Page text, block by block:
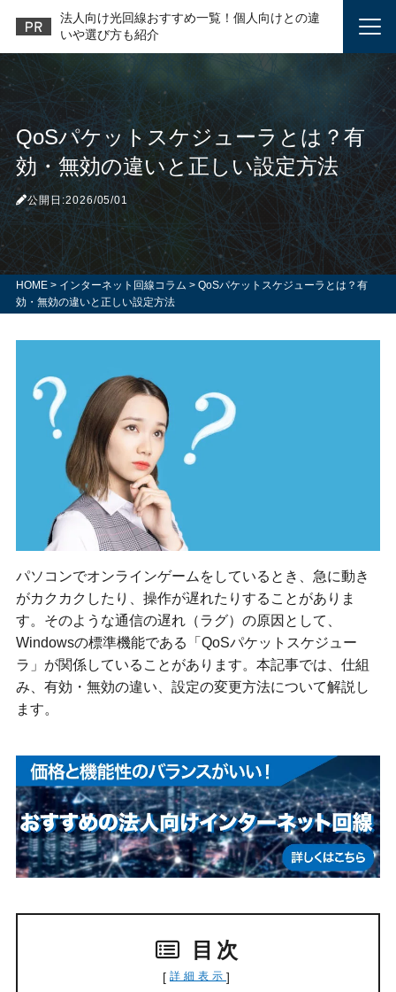
法人向け光回線おすすめ一覧！個人向けとの違
いや選び方も紹介
QoSパケットスケジューラとは？有
効・無効の違いと正しい設定方法
公開日:2026/05/01
HOME> インターネット回線コラム > QoSパケットスケジューラとは？有
効・無効の違いと正しい設定方法
パソコンでオンラインゲームをしているとき、急に動き
がカクカクしたり、操作が遅れたりすることがありま
す。そのような通信の遅れ（ラグ）の原因として、
Windowsの標準機能である「QoSパケットスケジュー
ラ」が関係していることがあります。本記事では、仕組
み、有効・無効の違い、設定の変更方法について解説し
ます。
目次
[ 詳細表示 ]